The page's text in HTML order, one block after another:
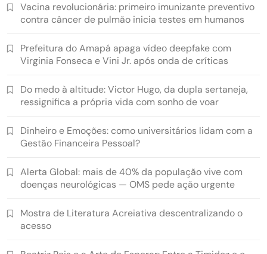
Vacina revolucionária: primeiro imunizante preventivo
contra câncer de pulmão inicia testes em humanos
Prefeitura do Amapá apaga vídeo deepfake com
Virginia Fonseca e Vini Jr. após onda de críticas
Do medo à altitude: Victor Hugo, da dupla sertaneja,
ressignifica a própria vida com sonho de voar
Dinheiro e Emoções: como universitários lidam com a
Gestão Financeira Pessoal?
Alerta Global: mais de 40% da população vive com
doenças neurológicas — OMS pede ação urgente
Mostra de Literatura Acreiativa descentralizando o
acesso